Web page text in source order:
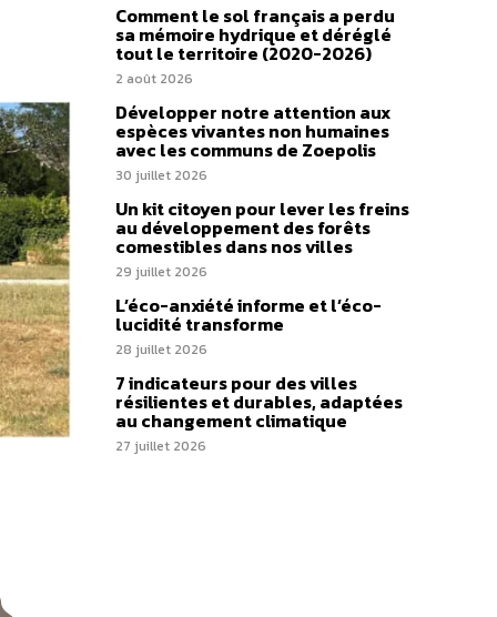
Comment le sol français a perdu
sa mémoire hydrique et déréglé
tout le territoire (2020-2026)
2 août 2026
Développer notre attention aux
espèces vivantes non humaines
avec les communs de Zoepolis
30 juillet 2026
Un kit citoyen pour lever les freins
au développement des forêts
comestibles dans nos villes
29 juillet 2026
L’éco-anxiété informe et l’éco-
lucidité transforme
28 juillet 2026
7 indicateurs pour des villes
résilientes et durables, adaptées
au changement climatique
27 juillet 2026